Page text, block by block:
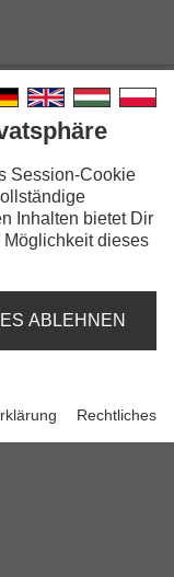
Session-Cookie
Inhalten bietet Dir
dieses
ABLEHNEN
Rechtliches